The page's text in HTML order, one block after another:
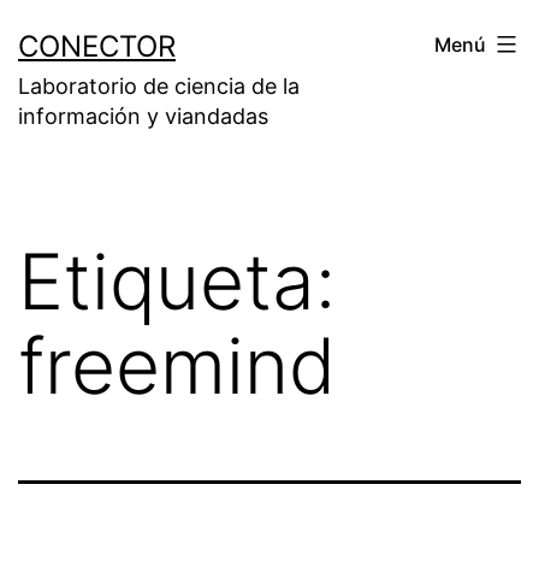
contenido
CONECTOR
Laboratorio de ciencia de la
información y viandadas
Menú
Etiqueta:
freemind